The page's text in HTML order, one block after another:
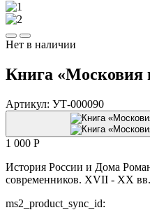
Нет в наличии
Книга «Московия
Артикул: УТ-000090
1 000 P
История России и Дома
современников. XVII - XX вв.
ms2_product_sync_id: